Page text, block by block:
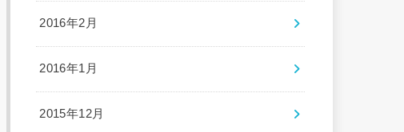
2016年2月
2016年1月
2015年12月